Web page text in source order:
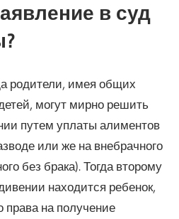
в суд
родители, имея общих
могут мирно решить
путем уплаты алиментов
или же на внебрачного
без брака). Тогда второму
находится ребенок,
права на получение